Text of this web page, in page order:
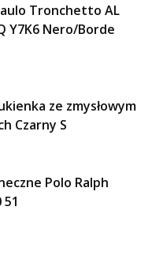
Tronchetto AL
Y7K6 Nero/Borde
ze zmysłowym
Czarny S
Polo Ralph